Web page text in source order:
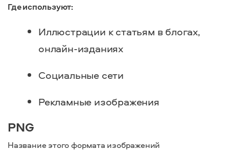
Где используют:
Иллюстрации к статьям в блогах,
онлайн-изданиях
Социальные сети
Рекламные изображения
PNG
Название этого формата изображений